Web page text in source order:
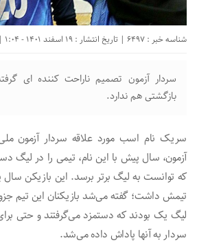
شناسه خبر : 6497 | تاریخ انتشار : 19 اسفند 1401 - 1:04 |
سردار آزمون تصمیم ناراحت کننده ای
بازگشتی هم ندارد.
سریک نام اسب مورد علاقه سردار آزمون
آزمون، سال پیش با این نام، تیمی را در لیگ
که توانست به لیگ برتر برسد. این بازیکن
تیمش داشت؛ گفته می‌شد بازیکنان این تیم
لیگ یک بودند که دستمزد می‌‌گرفتند و حتی
سردار به آنها پاداش داده می‌شد.